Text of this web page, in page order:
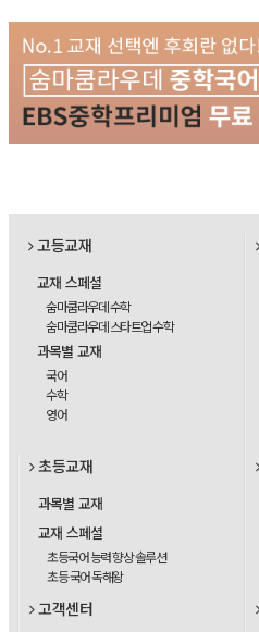
고등교재
교재 스페셜
숨마쿰라우데 수학
숨마쿰라우데 스타트업 수학
과목별 교재
국어
수학
영어
초등교재
과목별 교재
교재 스페셜
초등국어 능력 향상 솔루션
초등 국어 독해왕
고객센터